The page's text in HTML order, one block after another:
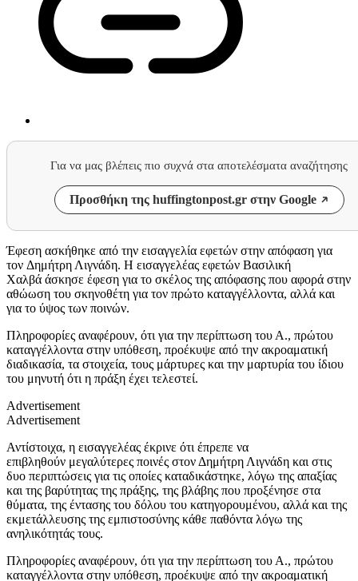
Για να μας βλέπεις πιο συχνά στα αποτελέσματα αναζήτησης
Προσθήκη της huffingtonpost.gr στην Google
Έφεση ασκήθηκε από την εισαγγελία εφετών στην απόφαση για
τον Δημήτρη Λιγνάδη. Η εισαγγελέας εφετών Βασιλική
Χαλβά άσκησε έφεση για το σκέλος της απόφασης που αφορά στην
αθώωση του σκηνοθέτη για τον πρώτο καταγγέλλοντα, αλλά και
για το ύψος των ποινών.
Πληροφορίες αναφέρουν, ότι για την περίπτωση του Α., πρώτου
καταγγέλλοντα στην υπόθεση, προέκυψε από την ακροαματική
διαδικασία, τα στοιχεία, τους μάρτυρες και την μαρτυρία του ίδιου
του μηνυτή ότι η πράξη έχει τελεστεί.
Advertisement
Advertisement
Αντίστοιχα, η εισαγγελέας έκρινε ότι έπρεπε να
επιβληθούν μεγαλύτερες ποινές στον Δημήτρη Λιγνάδη και στις
δυο περιπτώσεις για τις οποίες καταδικάστηκε, λόγω της απαξίας
και της βαρύτητας της πράξης, της βλάβης που προξένησε στα
θύματα, της έντασης του δόλου του κατηγορουμένου, αλλά και της
εκμετάλλευσης της εμπιστοσύνης κάθε παθόντα λόγω της
ανηλικότητάς τους.
Πληροφορίες αναφέρουν, ότι για την περίπτωση του Α., πρώτου
καταγγέλλοντα στην υπόθεση, προέκυψε από την ακροαματική